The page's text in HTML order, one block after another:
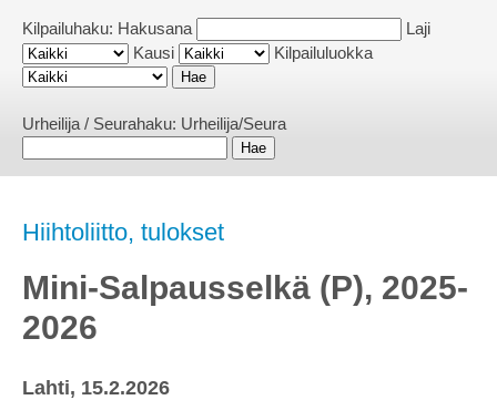
Kilpailuhaku: Hakusana
Laji
Kausi
Kilpailuluokka
Urheilija / Seurahaku: Urheilija/Seura
Hiihtoliitto, tulokset
Mini-Salpausselkä (P), 2025-
2026
Lahti, 15.2.2026